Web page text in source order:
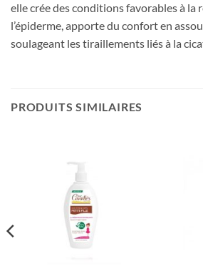
elle crée des conditions favorables à la
l’épiderme, apporte du confort en
soulageant les tiraillements liés à la
PRODUITS SIMILAIRES